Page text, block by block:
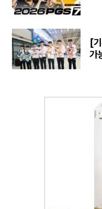
[
가